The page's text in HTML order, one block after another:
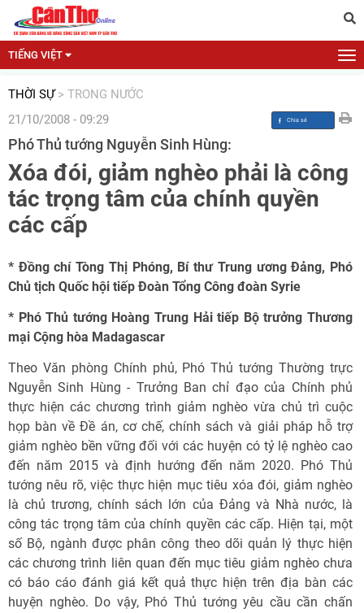
TIẾNG VIỆT
THỜI SỰ > TRONG NƯỚC
21/10/2008 - 09:29
Phó Thủ tướng Nguyễn Sinh Hùng:
Xóa đói, giảm nghèo phải là công
tác trọng tâm của chính quyền
các cấp
* Đồng chí Tòng Thị Phóng, Bí thư Trung ương Đảng, Phó
Chủ tịch Quốc hội tiếp Đoàn Tổng Công đoàn Syrie
* Phó Thủ tướng Hoàng Trung Hải tiếp Bộ trưởng Thương
mại Cộng hòa Madagascar
Theo Văn phòng Chính phủ, Phó Thủ tướng Thường trực
Nguyễn Sinh Hùng - Trưởng Ban chỉ đạo của Chính phủ
thực hiện các chương trình giảm nghèo vừa chủ trì cuộc
họp bàn về Đề án, cơ chế, chính sách và giải pháp hỗ trợ
giảm nghèo bền vững đối với các huyện có tỷ lệ nghèo cao
đến năm 2015 và định hướng đến năm 2020. Phó Thủ
tướng nêu rõ, việc thực hiện mục tiêu xóa đói, giảm nghèo
là chủ trương, chính sách lớn của Đảng và Nhà nước, là
công tác trọng tâm của chính quyền các cấp. Hiện tại, một
số Bộ, ngành được phân công theo dõi quản lý thực hiện
các chương trình liên quan đến mục tiêu giảm nghèo chưa
có báo cáo đánh giá kết quả thực hiện trên địa bàn các
huyện nghèo. Do vậy, Phó Thủ tướng yêu cầu cần chấn